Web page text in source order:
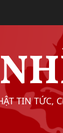
TIN TỨC,